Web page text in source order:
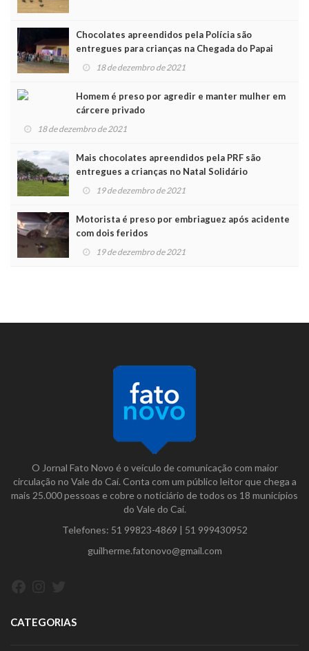
Chocolates apreendidos pela Polícia são
entregues para crianças na Chegada do Papai
Noel 18 de dezembro de 2021
Homem é preso por agredir e manter mulher em
cárcere privado
18 de dezembro de 2021
Mais chocolates apreendidos pela PRF são
entregues a crianças no Natal Solidário
19 de dezembro de 2021
Motorista é preso por embriaguez após acidente
com dois feridos
19 de dezembro de 2021
O Jornal Fato Novo é o veículo de comunicação com maior
circulação no Vale do Caí. Conta com um público leitor que chega a
mais 25.000 pessoas e cobre o noticiário de todos os 18 municípios
do Vale do Caí.
Telefones: 51 99823-4869 | 51 999430952
guilherme.fatonovo@gmail.com
CATEGORIAS